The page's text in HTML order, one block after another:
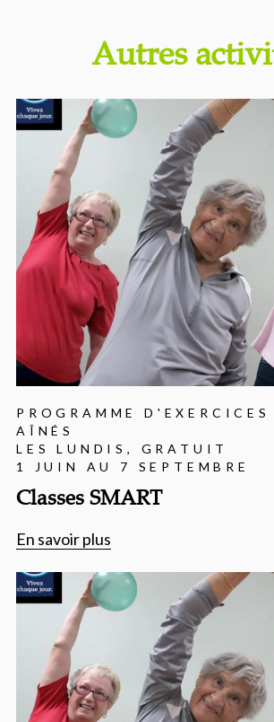
Autres
PROGRAMME D'EXERCICES
AÎNÉS
LES LUNDIS, GRATUIT
1 JUIN AU 7 SEPTEMBRE
Classes SMART
En savoir plus